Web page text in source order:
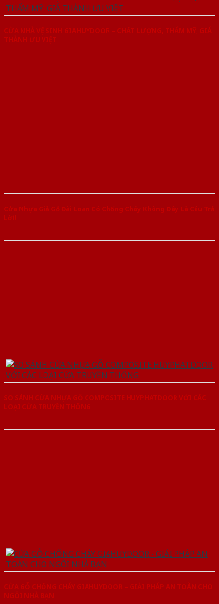
CỬA NHÀ VỆ SINH GIAHUYDOOR – CHẤT LƯỢNG, THẨM MỸ, GIÁ
THÀNH ƯU VIỆT
Cửa Nhựa Giả Gỗ Đài Loan Có Chống Cháy Không Đây Là Câu Trả
Lời!
SO SÁNH CỬA NHỰA GỖ COMPOSITE HUYPHATDOOR VỚI CÁC
LOẠI CỬA TRUYỀN THỐNG
CỬA GỖ CHỐNG CHÁY GIAHUYDOOR – GIẢI PHÁP AN TOÀN CHO
NGÔI NHÀ BẠN